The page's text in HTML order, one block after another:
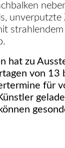
unverputzte
hat zu
von 13
für